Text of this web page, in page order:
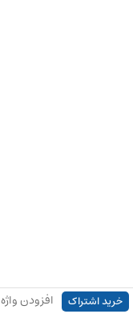
خرید اشتراک افزودن واژه